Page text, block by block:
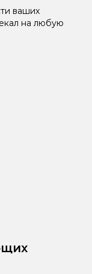
ваших
на любую